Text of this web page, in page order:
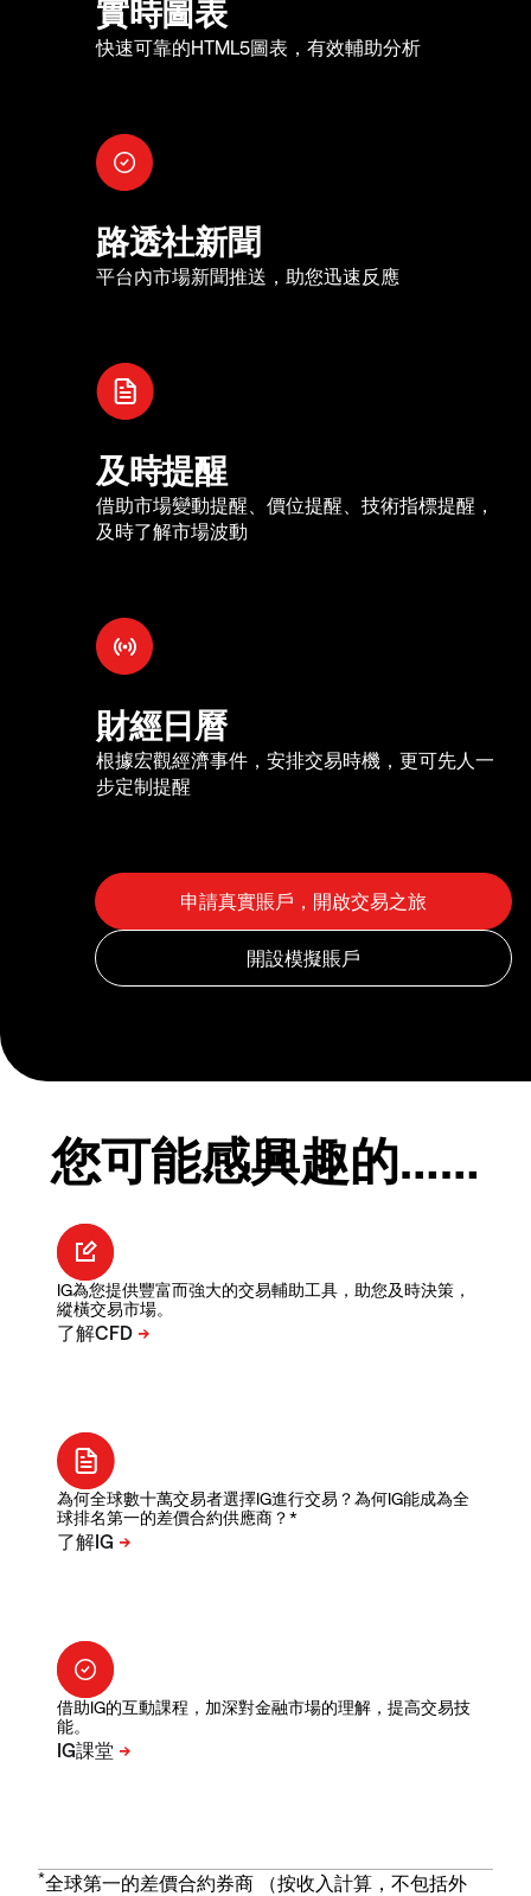
實時圖表
快速可靠的HTML5圖表，有效輔助分析
路透社新聞
平台內市場新聞推送，助您迅速反應
及時提醒
借助市場變動提醒、價位提醒、技術指標提醒，
及時了解市場波動
財經日曆
根據宏觀經濟事件，安排交易時機，更可先人一
步定制提醒
您可能感興趣的……
IG為您提供豐富而強大的交易輔助工具，助您及時決策，
縱橫交易市場。
為何全球數十萬交易者選擇IG進行交易？為何IG能成為全
球排名第一的差價合約供應商？*
借助IG的互動課程，加深對金融市場的理解，提高交易技
能。
*全球第一的差價合約券商 （按收入計算，不包括外